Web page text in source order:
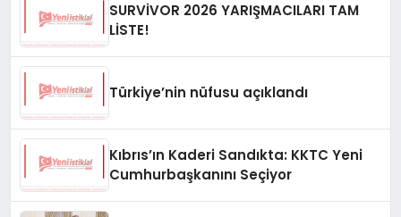
SURVİVOR 2026 YARIŞMACILARI TAM
LİSTE!
Türkiye’nin nüfusu açıklandı
Kıbrıs’ın Kaderi Sandıkta: KKTC Yeni
Cumhurbaşkanını Seçiyor